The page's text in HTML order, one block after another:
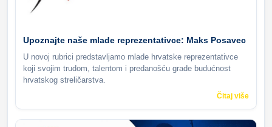
Upoznajte naše mlade reprezentativce: Maks Posavec
U novoj rubrici predstavljamo mlade hrvatske reprezentativce
koji svojim trudom, talentom i predanošću grade budućnost
hrvatskog streličarstva.
Čitaj više